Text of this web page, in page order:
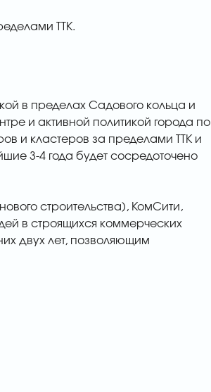
ТТК.
в пределах Садового кольца и
и активной политикой города по
и кластеров за пределами ТТК и
3-4 года будет сосредоточено
строительства), КомСити,
в строящихся коммерческих
двух лет, позволяющим